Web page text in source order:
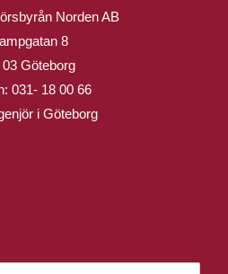
Norden AB
8
03 Göteborg
031- 18 00 66
i Göteborg